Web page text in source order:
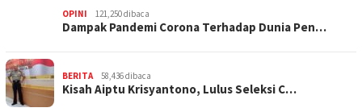
OPINI 121,250 dibaca
Dampak Pandemi Corona Terhadap Dunia Pen…
BERITA 58,436 dibaca
Kisah Aiptu Krisyantono, Lulus Seleksi C…